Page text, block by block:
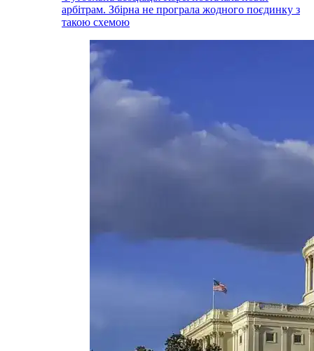
арбітрам. Збірна не програла жодного поєдинку з
такою схемою